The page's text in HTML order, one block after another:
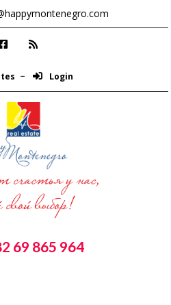
Login
69 865 964